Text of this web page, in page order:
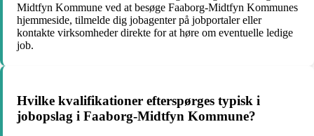
Midtfyn Kommune ved at besøge Faaborg-Midtfyn Kommunes
hjemmeside, tilmelde dig jobagenter på jobportaler eller
kontakte virksomheder direkte for at høre om eventuelle ledige
job.
Hvilke kvalifikationer efterspørges typisk i
jobopslag i Faaborg-Midtfyn Kommune?